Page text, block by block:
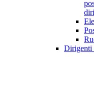
Dirigenti